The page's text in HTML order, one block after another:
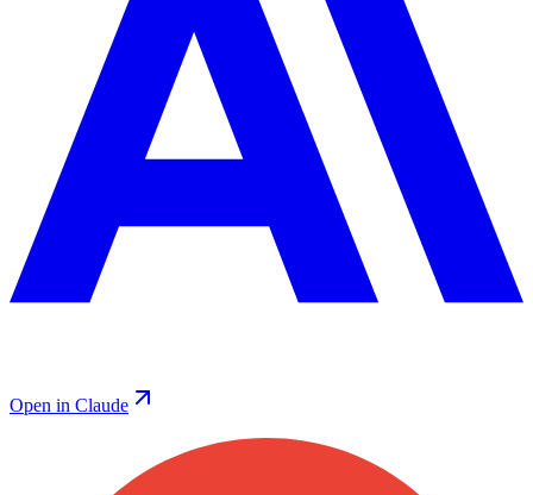
Open in Claude